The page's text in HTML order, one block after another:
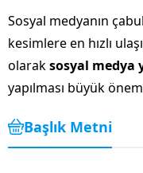
Sosyal medyanın
kesimlere en hızlı
olaraksosyal medya
yapılması büyük
Başlık Metni